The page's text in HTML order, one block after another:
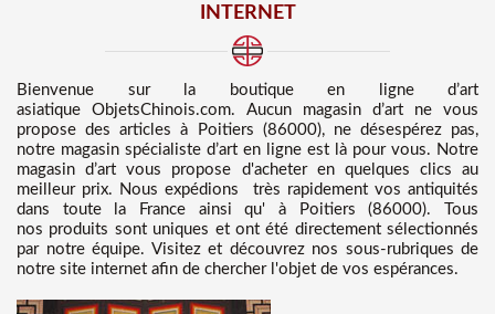
INTERNET
Bienvenue sur
la boutique en ligne d’art
asiatique ObjetsChinois.com. Aucun magasin d’art ne vous
propose desarticles à Poitiers (86000), ne désespérez pas,
notre magasin spécialiste d’art en ligne est là pour vous. Notre
magasin d’art vous propose d'acheter en quelques clics au
meilleur prix. Nousexpédions très rapidement vos antiquités
dans toute la France ainsi qu' à Poitiers (86000). Tous
nos produits sont uniques et ont été directement sélectionnés
par notre équipe. Visitez et découvrez nos sous-rubriques de
notre site internet afin de chercher l'objet de vos espérances.